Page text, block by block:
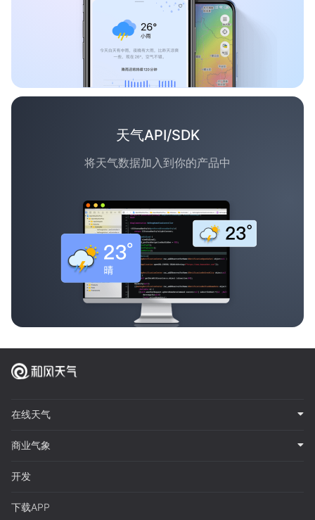
天气API/SDK
将天气数据加入到你的产品中
在线天气
商业气象
开发
下载APP